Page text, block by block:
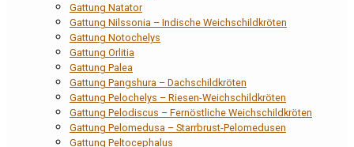
Gattung Natator
Gattung Nilssonia – Indische Weichschildkröten
Gattung Notochelys
Gattung Orlitia
Gattung Palea
Gattung Pangshura – Dachschildkröten
Gattung Pelochelys – Riesen-Weichschildkröten
Gattung Pelodiscus – Fernöstliche Weichschildkröten
Gattung Pelomedusa – Starrbrust-Pelomedusen
Gattung Peltocephalus